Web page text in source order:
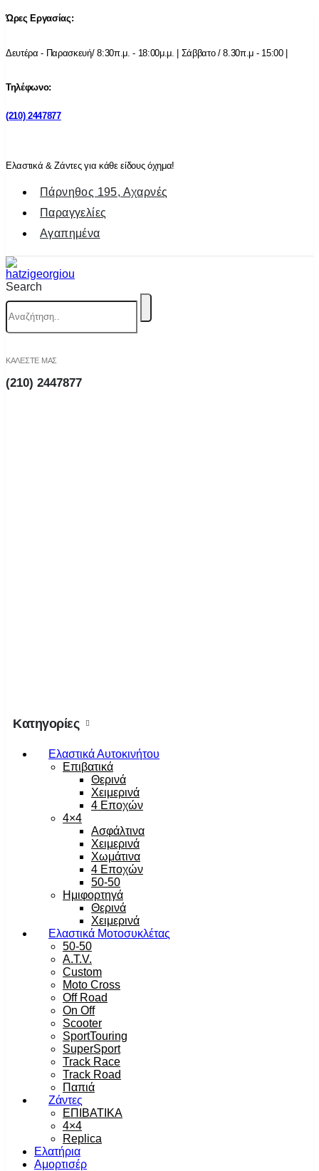
Ώρες Εργασίας:
Δευτέρα - Παρασκευή/ 8:30π.μ. - 18:00μ.μ. | Σάββατο / 8.30π.μ - 15:00 |
Τηλέφωνο:
(210) 2447877
Ελαστικά & Ζάντες για κάθε είδους όχημα!
Πάρνηθος 195, Αχαρνές
Παραγγελίες
Αγαπημένα
Search
ΚΑΛΕΣΤΕ ΜΑΣ
(210) 2447877
Κατηγορίες
Ελαστικά Αυτοκινήτου
Επιβατικά
Θερινά
Χειμερινά
4 Εποχών
4×4
Ασφάλτινα
Χειμερινά
Χωμάτινα
4 Εποχών
50-50
Ημιφορτηγά
Θερινά
Χειμερινά
Ελαστικά Μοτοσυκλέτας
50-50
A.T.V.
Custom
Moto Cross
Off Road
On Off
Scooter
SportTouring
SuperSport
Track Race
Track Road
Παπιά
Ζάντες
ΕΠΙΒΑΤΙΚΑ
4×4
Replica
Ελατήρια
Αμορτισέρ